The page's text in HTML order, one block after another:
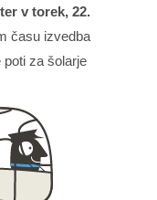
ter v torek, 22.
času izvedba
poti za šolarje